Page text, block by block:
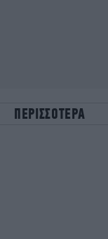
ΠΕΡΙΣΣΟΤΕΡΑ